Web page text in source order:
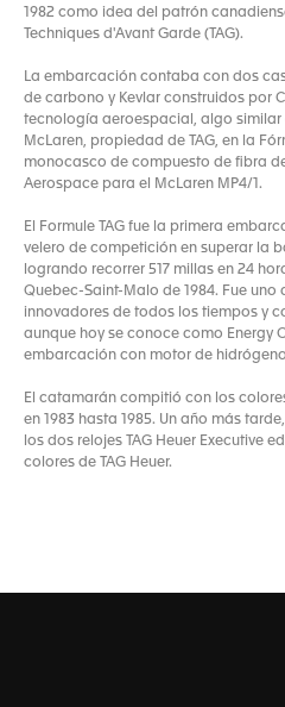
1982 como idea del patrón
Techniques d'Avant Garde (TAG).
La embarcación contaba con dos
de carbono y Kevlar construidos por
tecnología aeroespacial, algo similar
McLaren, propiedad de TAG, en la
monocasco de compuesto de fibra
Aerospace para el McLaren MP4/1.
El Formule TAG fue la primera
velero de competición en superar la
logrando recorrer 517 millas en 24
Quebec-Saint-Malo de 1984. Fue
innovadores de todos los tiempos y
aunque hoy se conoce como Energy
embarcación con motor de
El catamarán compitió con los
en 1983 hasta 1985. Un año más
los dos relojes TAG Heuer Executive
colores de TAG Heuer.